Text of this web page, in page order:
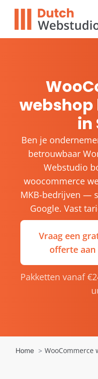
in
Ben je
betrouwbaar
Webstudio
woocommerce
MKB-bedrijven —
Google. Vast
Vraag een
offerte aan
Pakketten vanaf
Home WooCommerce